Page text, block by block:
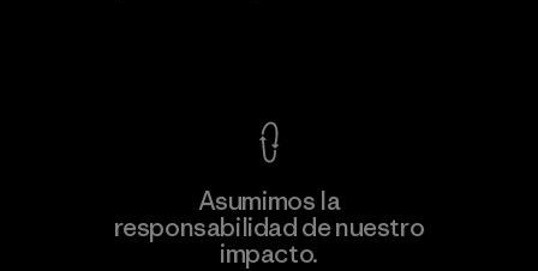
información
Asumimos la
responsabilidad de nuestro
impacto.